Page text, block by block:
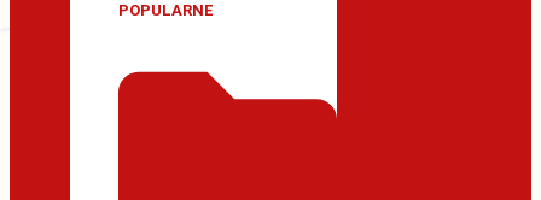
POPULARNE